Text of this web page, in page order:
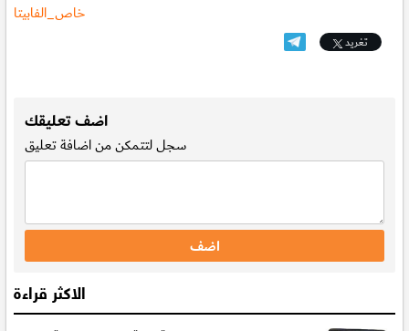
خاص_الفابيتا
تغريد
اضف تعليقك
سجللتتمكن من اضافة تعليق
الاكثر قراءة